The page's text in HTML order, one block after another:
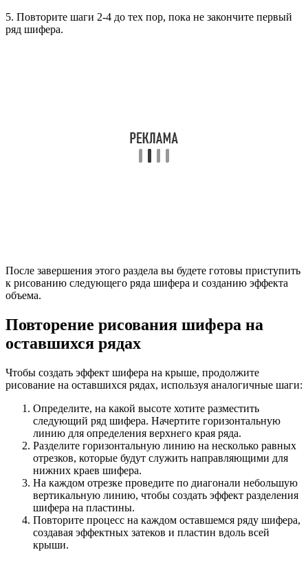
5. Повторите шаги 2-4 до тех пор, пока не закончите первый
ряд шифера.
После завершения этого раздела вы будете готовы приступить
к рисованию следующего ряда шифера и созданию эффекта
объема.
Повторение рисования шифера на
оставшихся рядах
Чтобы создать эффект шифера на крыше, продолжите
рисование на оставшихся рядах, используя аналогичные шаги:
Определите, на какой высоте хотите разместить
следующий ряд шифера. Начертите горизонтальную
линию для определения верхнего края ряда.
Разделите горизонтальную линию на несколько равных
отрезков, которые будут служить направляющими для
нижних краев шифера.
На каждом отрезке проведите по диагонали небольшую
вертикальную линию, чтобы создать эффект разделения
шифера на пластины.
Повторите процесс на каждом оставшемся ряду шифера,
создавая эффектных затеков и пластин вдоль всей
крыши.